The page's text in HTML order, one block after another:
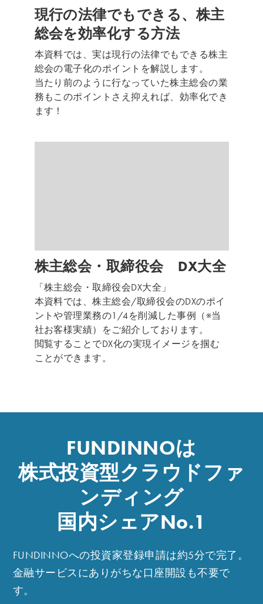
現行の法律でもできる、株主
総会を効率化する方法
本資料では、実は現行の法律でもできる株主
総会の電子化のポイントを解説します。
当たり前のように行なっていた株主総会の業
務もこのポイントさえ抑えれば、効率化でき
ます！
株主総会・取締役会 DX大全
「株主総会・取締役会DX大全」
本資料では、株主総会/取締役会のDXのポイ
ントや管理業務の1/4を削減した事例（※当
社お客様実績）をご紹介しております。
閲覧することでDX化の実現イメージを掴む
ことができます。
FUNDINNOは
株式投資型クラウドファ
ンディング
国内シェアNo.1
FUNDINNOへの投資家登録申請は約5分で完了。
金融サービスにありがちな口座開設も不要で
す。